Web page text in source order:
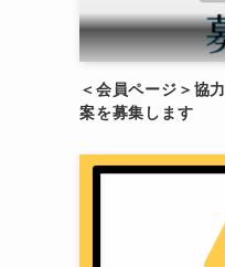
＜会員ページ＞協
案を募集します